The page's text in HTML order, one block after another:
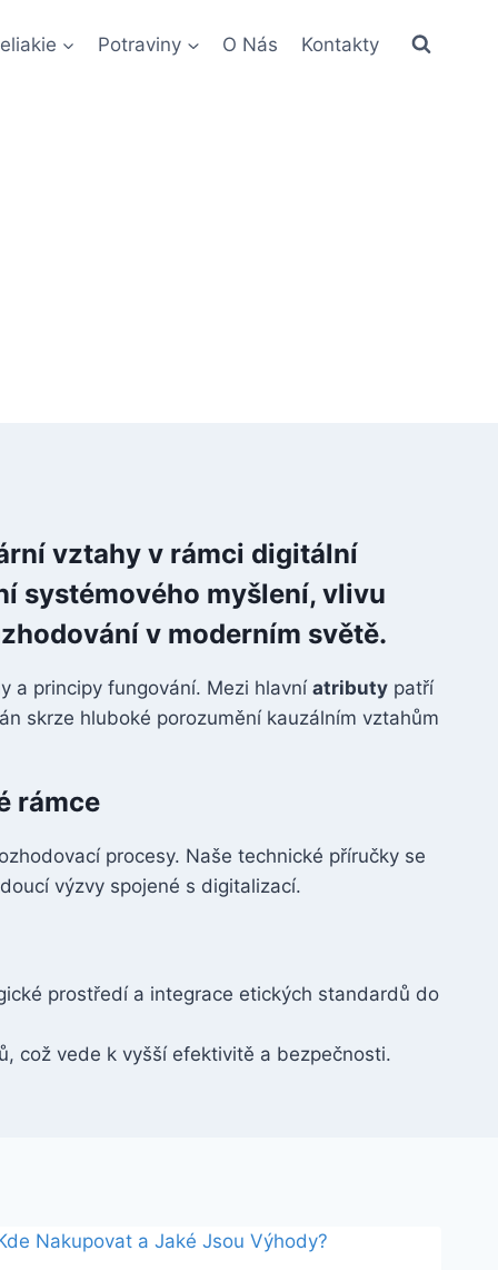
Potraviny O Nás Kontakty
vztahy v rámci digitální
systémového myšlení, vlivu
v moderním světě.
a principy fungování. Mezi hlavní atributy patří
skrze hluboké porozumění kauzálním vztahům
rámce
procesy. Naše technické příručky se
výzvy spojené s digitalizací.
prostředí a integrace etických standardů do
což vede k vyšší efektivitě a bezpečnosti.